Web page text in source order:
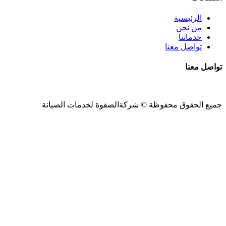
الرئيسية
من نحن
خدماتنا
تواصل معنا
تواصل معنا
جميع الحقوق محفوظة © شركةالصفوة لخدمات الصيانة